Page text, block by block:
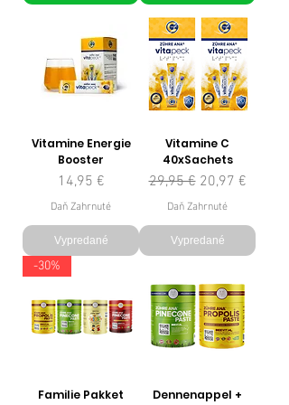
Vitamine Energie
Booster
Cena
14,95 €
Daň Zahrnuté
Vypredané
Vitamine C
40xSachets
Normálna cena
29,95 € Zľavnená cena
20,97 €
Daň Zahrnuté
Vypredané
-30%
Familie Pakket
Dennenappel +